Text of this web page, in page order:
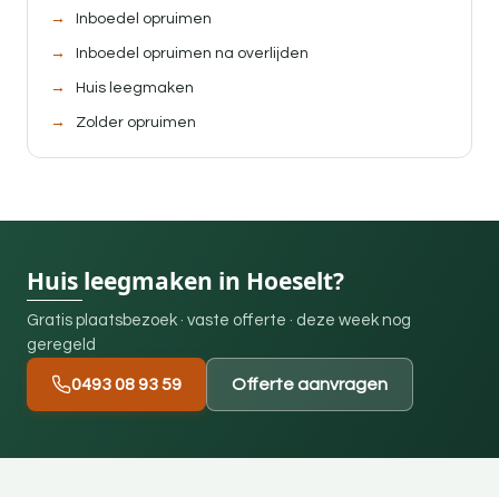
Inboedel opruimen
Inboedel opruimen na overlijden
Huis leegmaken
Zolder opruimen
Huis leegmaken in Hoeselt?
Gratis plaatsbezoek · vaste offerte · deze week nog
geregeld
0493 08 93 59 Offerte aanvragen